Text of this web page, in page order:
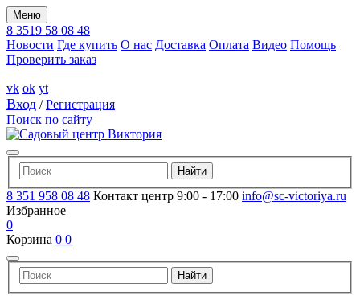
Меню
8 3519 58 08 48
Новости Где купить О нас Доставка Оплата Видео Помощь
Проверить заказ
vk ok yt
Вход /Регистрация
Поиск по сайту
8 351 958 08 48 Контакт центр 9:00 - 17:00 info@sc-victoriya.ru
Избранное
0
Корзина 0 0